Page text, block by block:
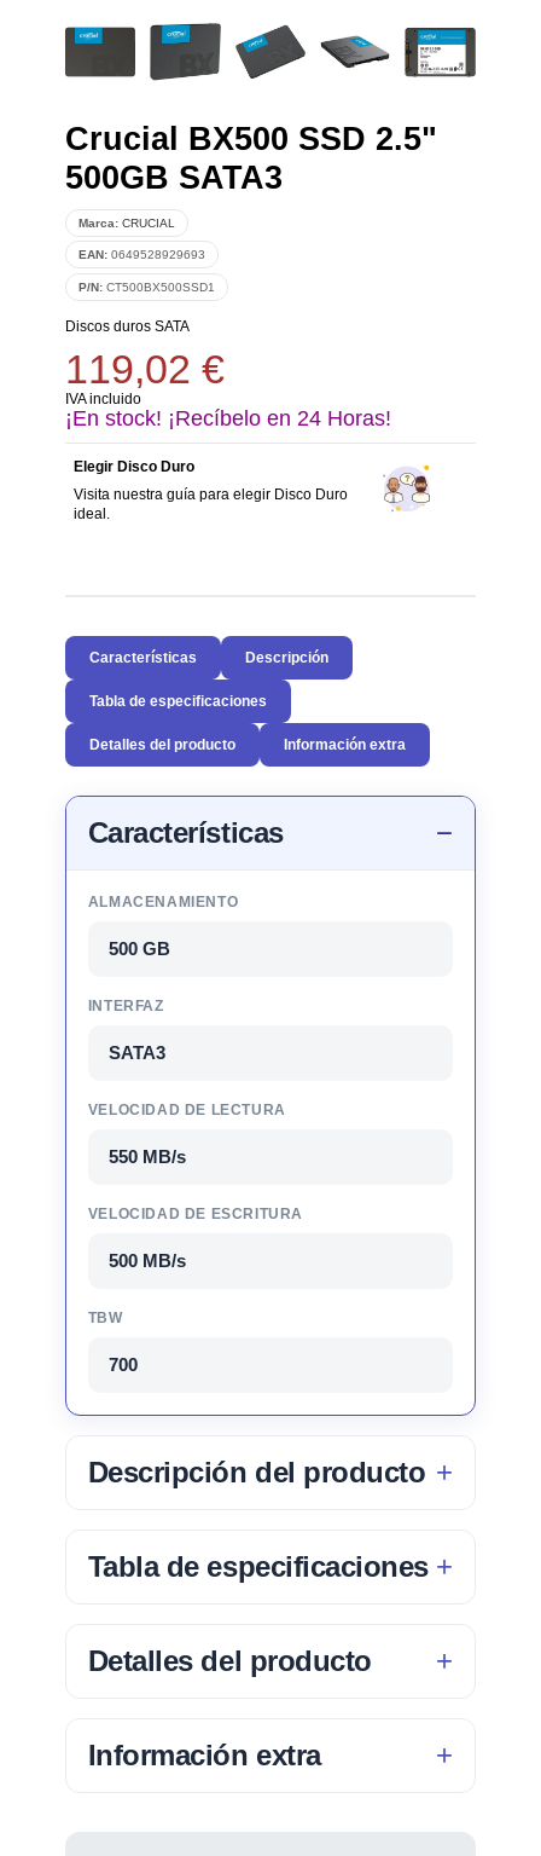
Crucial BX500 SSD 2.5"
500GB SATA3
Marca: CRUCIAL
EAN: 0649528929693
P/N: CT500BX500SSD1
Discos duros SATA
119,02 €
IVA incluido
¡En stock! ¡Recíbelo en 24 Horas!
Elegir Disco Duro
Visita nuestra guía para elegir Disco Duro
ideal.
Características Descripción
Tabla de especificaciones
Detalles del producto Información extra
Características
ALMACENAMIENTO
500 GB
INTERFAZ
SATA3
VELOCIDAD DE LECTURA
550 MB/s
VELOCIDAD DE ESCRITURA
500 MB/s
TBW
700
Descripción del producto
Tabla de especificaciones
Detalles del producto
Información extra